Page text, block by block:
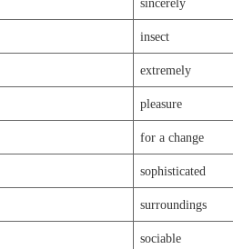
insect
extremely
pleasure
for a change
sophisticated
surroundings
sociable